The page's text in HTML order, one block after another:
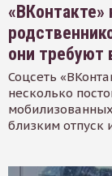
«ВКонтакте»
они требуют
Соцсеть
несколько
близким отпуск